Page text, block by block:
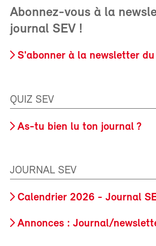
Abonnez-vous à la
journal SEV !
S'abonner à la newsletter
QUIZ SEV
As-tu bien lu ton journal ?
JOURNAL SEV
Calendrier 2026 - Journal
Annonces : Journal/